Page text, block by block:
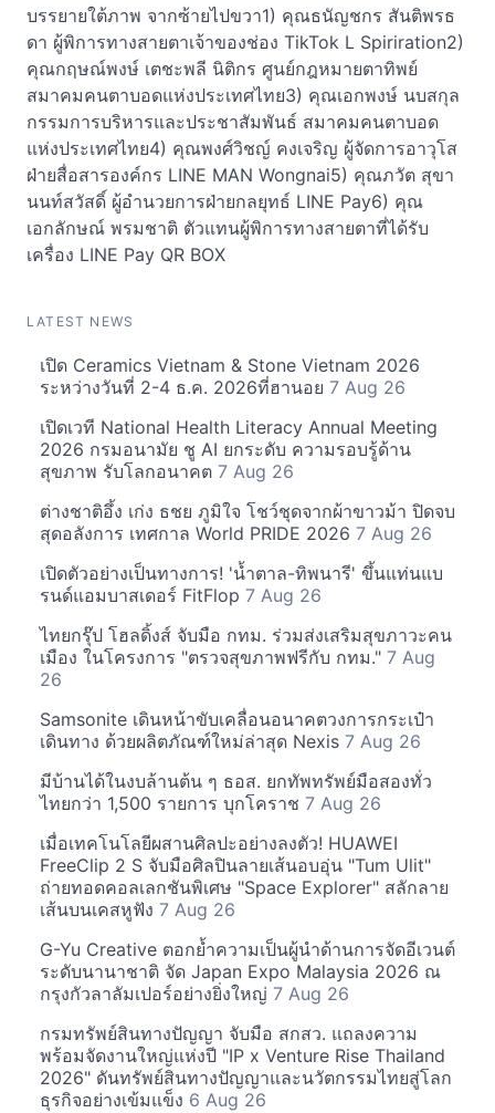
บรรยายใต้ภาพ จากซ้ายไปขวา1) คุณธนัญชกร สันติพรธ
ดา ผู้พิการทางสายตาเจ้าของช่อง TikTok L Spiriration2)
คุณกฤษณ์พงษ์ เตชะพลี นิติกร ศูนย์กฎหมายตาทิพย์
สมาคมคนตาบอดแห่งประเทศไทย3) คุณเอกพงษ์ นบสกุล
กรรมการบริหารและประชาสัมพันธ์ สมาคมคนตาบอด
แห่งประเทศไทย4) คุณพงศ์วิชญ์ คงเจริญ ผู้จัดการอาวุโส
ฝ่ายสื่อสารองค์กร LINE MAN Wongnai5) คุณภวัต สุขา
นนท์สวัสดิ์ ผู้อำนวยการฝ่ายกลยุทธ์ LINE Pay6) คุณ
เอกลักษณ์ พรมชาติ ตัวแทนผู้พิการทางสายตาที่ได้รับ
เครื่อง LINE Pay QR BOX
LATEST NEWS
เปิด Ceramics Vietnam & Stone Vietnam 2026
ระหว่างวันที่ 2-4 ธ.ค. 2026ที่ฮานอย 7 Aug 26
เปิดเวที National Health Literacy Annual Meeting
2026 กรมอนามัย ชู AI ยกระดับ ความรอบรู้ด้าน
สุขภาพ รับโลกอนาคต 7 Aug 26
ต่างชาติอึ้ง เก่ง ธชย ภูมิใจ โชว์ชุดจากผ้าขาวม้า ปิดจบ
สุดอลังการ เทศกาล World PRIDE 2026 7 Aug 26
เปิดตัวอย่างเป็นทางการ! 'น้ำตาล-ทิพนารี' ขึ้นแท่นแบ
รนด์แอมบาสเดอร์ FitFlop 7 Aug 26
ไทยกรุ๊ป โฮลดิ้งส์ จับมือ กทม. ร่วมส่งเสริมสุขภาวะคน
เมือง ในโครงการ "ตรวจสุขภาพฟรีกับ กทม." 7 Aug
26
Samsonite เดินหน้าขับเคลื่อนอนาคตวงการกระเป๋า
เดินทาง ด้วยผลิตภัณฑ์ใหม่ล่าสุด Nexis 7 Aug 26
มีบ้านได้ในงบล้านต้น ๆ ธอส. ยกทัพทรัพย์มือสองทั่ว
ไทยกว่า 1,500 รายการ บุกโคราช 7 Aug 26
เมื่อเทคโนโลยีผสานศิลปะอย่างลงตัว! HUAWEI
FreeClip 2 S จับมือศิลปินลายเส้นอบอุ่น "Tum Ulit"
ถ่ายทอดคอลเลกชันพิเศษ "Space Explorer" สลักลาย
เส้นบนเคสหูฟัง 7 Aug 26
G-Yu Creative ตอกย้ำความเป็นผู้นำด้านการจัดอีเวนต์
ระดับนานาชาติ จัด Japan Expo Malaysia 2026 ณ
กรุงกัวลาลัมเปอร์อย่างยิ่งใหญ่ 7 Aug 26
กรมทรัพย์สินทางปัญญา จับมือ สกสว. แถลงความ
พร้อมจัดงานใหญ่แห่งปี "IP x Venture Rise Thailand
2026" ดันทรัพย์สินทางปัญญาและนวัตกรรมไทยสู่โลก
ธุรกิจอย่างเข้มแข็ง 6 Aug 26